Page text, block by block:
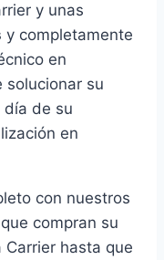
y unas
y completamente
en
solucionar su
día de su
en
con nuestros
compran su
hasta que